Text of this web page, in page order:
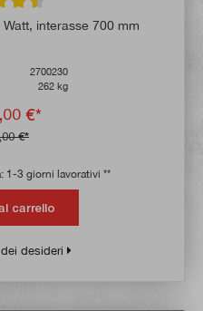
media di 4.6 su 5 stelle
interasse 700 mm
2700230
262 kg
€*
€*
1-3 giorni lavorativi **
carrello
desideri